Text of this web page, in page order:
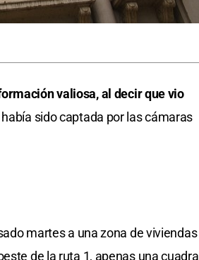
valiosa, al decir que vio
sido captada por las cámaras
martes a una zona de viviendas
de la ruta 1, apenas una cuadra